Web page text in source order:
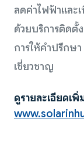
ลดค่าไฟฟ้าและ
ด้วยบริการติดตั้
การให้คำปรึกษ
เชี่ยวชาญ
ดูรายละเอียดเพิ่